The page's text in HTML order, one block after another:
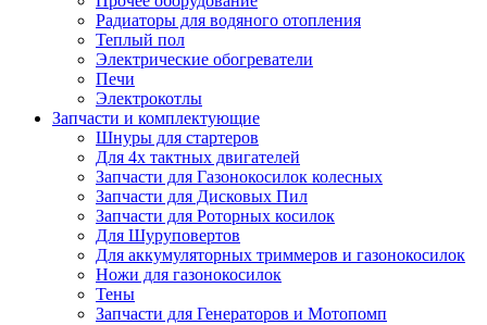
Радиаторы для водяного отопления
Теплый пол
Электрические обогреватели
Печи
Электрокотлы
Запчасти и комплектующие
Шнуры для стартеров
Для 4х тактных двигателей
Запчасти для Газонокосилок колесных
Запчасти для Дисковых Пил
Запчасти для Роторных косилок
Для Шуруповертов
Для аккумуляторных триммеров и газонокосилок
Ножи для газонокосилок
Тены
Запчасти для Генераторов и Мотопомп